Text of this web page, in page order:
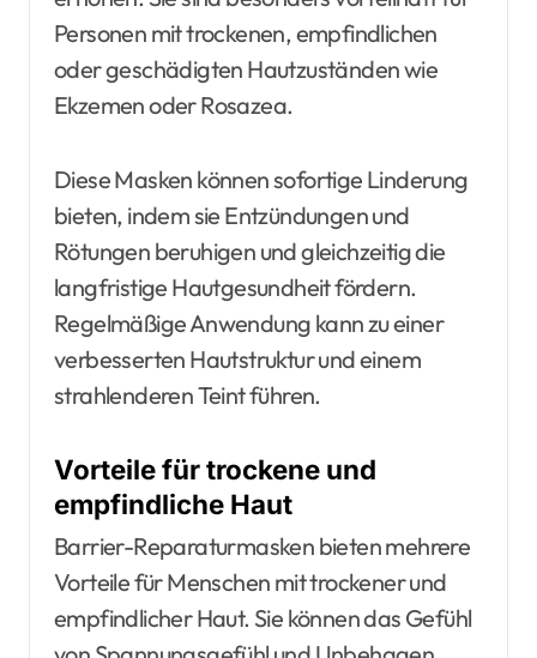
Personen mit trockenen, empfindlichen
oder geschädigten Hautzuständen wie
Ekzemen oder Rosazea.
Diese Masken können sofortige Linderung
bieten, indem sie Entzündungen und
Rötungen beruhigen und gleichzeitig die
langfristige Hautgesundheit fördern.
Regelmäßige Anwendung kann zu einer
verbesserten Hautstruktur und einem
strahlenderen Teint führen.
Vorteile für trockene und
empfindliche Haut
Barrier-Reparaturmasken bieten mehrere
Vorteile für Menschen mit trockener und
empfindlicher Haut. Sie können das Gefühl